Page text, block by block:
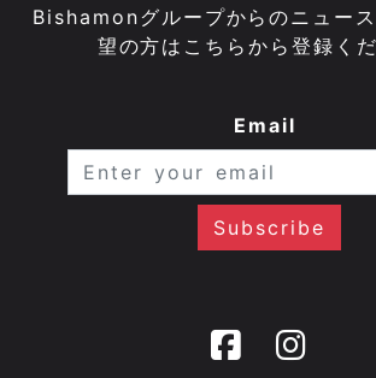
Bishamonグループからのニュー
望の方はこちらから登録くだ
Email